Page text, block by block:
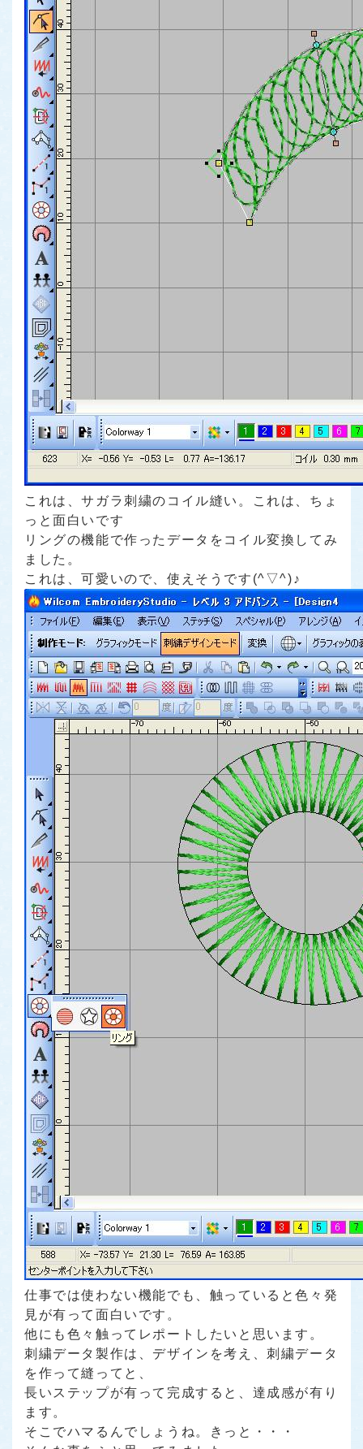
これは、サガラ刺繍のコイル縫い。これは、ちょ
っと面白いです
リングの機能で作ったデータをコイル変換してみ
ました。
これは、可愛いので、使えそうです(^▽^)♪
仕事では使わない機能でも、触っていると色々発
見が有って面白いです。
他にも色々触ってレポートしたいと思います。
刺繍データ製作は、デザインを考え、刺繍データ
を作って縫ってと、
長いステップが有って完成すると、達成感が有り
ます。
そこでハマるんでしょうね。きっと・・・